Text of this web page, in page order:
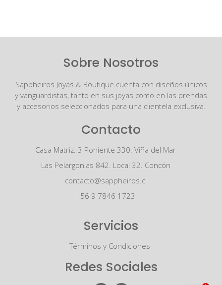
Sobre Nosotros
Sappheiros Joyas & Boutique cuenta con diseños únicos
y vanguardistas, tanto en sus joyas como en las prendas
y accesorios seleccionados para una clientela exclusiva.
Contacto
Casa Matriz: 3 Poniente 330. Viña del Mar
Las Pelargonias 842. Local 32. Concón
contacto@sappheiros.cl
+56 9 7846 1723
Servicios
Términos y Condiciones
Redes Sociales